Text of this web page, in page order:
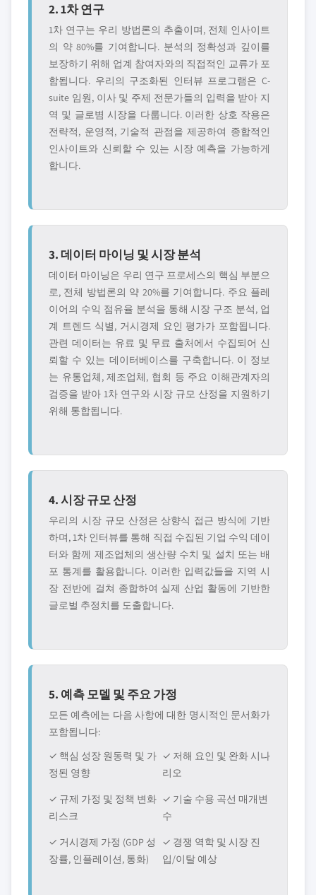
2. 1차 연구
1차 연구는 우리 방법론의 추출이며, 전체 인사이트
의 약 80%를 기여합니다. 분석의 정확성과 깊이를
보장하기 위해 업계 참여자와의 직접적인 교류가 포
함됩니다. 우리의 구조화된 인터뷰 프로그램은 C-
suite 임원, 이사 및 주제 전문가들의 입력을 받아 지
역 및 글로볌 시장을 다룹니다. 이러한 상호 작용은
전략적, 운영적, 기술적 관점을 제공하여 종합적인
인사이트와 신뢰할 수 있는 시장 예측을 가능하게
합니다.
3. 데이터 마이닝 및 시장 분석
데이터 마이닝은 우리 연구 프로세스의 핵심 부분으
로, 전체 방법론의 약 20%를 기여합니다. 주요 플레
이어의 수익 점유율 분석을 통해 시장 구조 분석, 업
계 트렌드 식별, 거시경제 요인 평가가 포함됩니다.
관련 데이터는 유료 및 무료 출처에서 수집되어 신
뢰할 수 있는 데이터베이스를 구축합니다. 이 정보
는 유통업체, 제조업체, 협회 등 주요 이해관계자의
검증을 받아 1차 연구와 시장 규모 산정을 지원하기
위해 통합됩니다.
4. 시장 규모 산정
우리의 시장 규모 산정은 상향식 접근 방식에 기반
하며, 1차 인터뷰를 통해 직접 수집된 기업 수익 데이
터와 함께 제조업체의 생산량 수치 및 설치 또는 배
포 통계를 활용합니다. 이러한 입력값들을 지역 시
장 전반에 걸쳐 종합하여 실제 산업 활동에 기반한
글로벌 추정치를 도출합니다.
5. 예측 모델 및 주요 가정
모든 예측에는 다음 사항에 대한 명시적인 문서화가
포함됩니다:
✓ 핵심 성장 원동력 및 가
정된 영향
✓ 저해 요인 및 완화 시나
리오
✓ 규제 가정 및 정책 변화
리스크
✓ 기술 수용 곡선 매개변
수
✓ 거시경제 가정 (GDP 성
장률, 인플레이션, 통화)
✓ 경쟁 역학 및 시장 진
입/이탈 예상